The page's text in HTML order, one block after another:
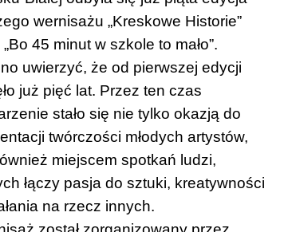
wernisażu „Kreskowe Historie”
45 minut w szkole to mało”.
uwierzyć, że od pierwszej edycji
już pięć lat. Przez ten czas
stało się nie tylko okazją do
twórczości młodych artystów,
miejscem spotkań ludzi,
łączy pasja do sztuki, kreatywności
na rzecz innych.